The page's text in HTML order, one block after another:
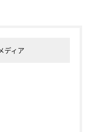
ディア